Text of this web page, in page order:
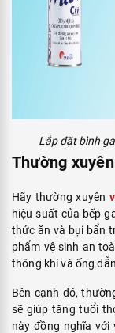
Lắp đặt bình
Thường
Hãy thường xuyên
hiệu suất của bếp
thức ăn và bụi bẩn
phẩm vệ sinh an
thông khí và ống
Bên cạnh đó,
sẽ giúp tăng tuổi
này đồng nghĩa với